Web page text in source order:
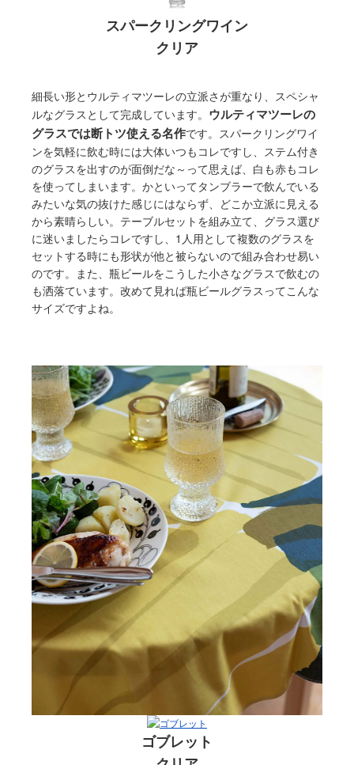
スパークリングワイン
クリア
細長い形とウルティマツーレの立派さが重なり、スペシャ
ルなグラスとして完成しています。 ウルティマツーレの
グラスでは断トツ使える名作です。スパークリングワイ
ンを気軽に飲む時には大体いつもコレですし、ステム付き
のグラスを出すのが面倒だな～って思えば、白も赤もコレ
を使ってしまいます。かといってタンブラーで飲んでいる
みたいな気の抜けた感じにはならず、どこか立派に見える
から素晴らしい。テーブルセットを組み立て、グラス選び
に迷いましたらコレですし、1人用として複数のグラスを
セットする時にも形状が他と被らないので組み合わせ易い
のです。また、瓶ビールをこうした小さなグラスで飲むの
も洒落ています。改めて見れば瓶ビールグラスってこんな
サイズですよね。
ゴブレット